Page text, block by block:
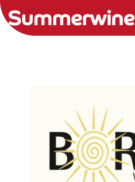
Summerwine